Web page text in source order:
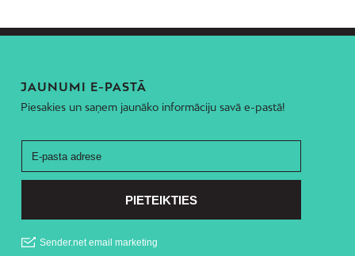
JAUNUMI E-PASTĀ
Piesakies un saņem jaunāko informāciju savā e-pastā!